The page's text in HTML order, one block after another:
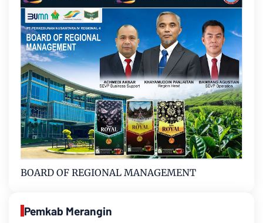
BOARD OF REGIONAL MANAGEMENT
Pemkab Merangin